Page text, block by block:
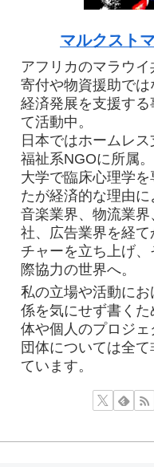
マルクスト
アフリカのマラウイ
寄付や物資援助で
経済発展を支援する
て活動中。
日本ではホームレス
福祉系NGOに所属。
大学で臨床心理学を
たが経済的な理由に
音楽業界、物流業界
社、広告業界を経て
チャーを立ち上げ、
際協力の世界へ。
私の立場や活動にお
係を気にせず書くた
体や個人のプロジェ
団体については全て
ています。